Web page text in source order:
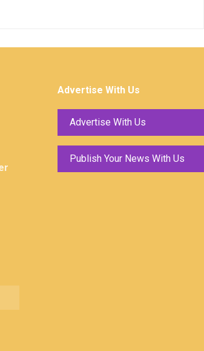
Advertise With Us
Advertise With Us
Publish Your News With Us